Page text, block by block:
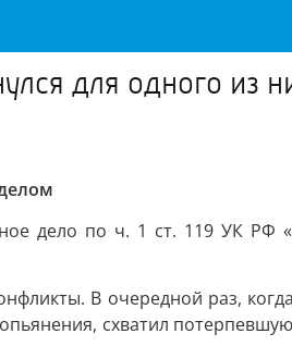
для одного из
дело по ч. 1 ст. 119 УК РФ
В очередной раз,
схватил